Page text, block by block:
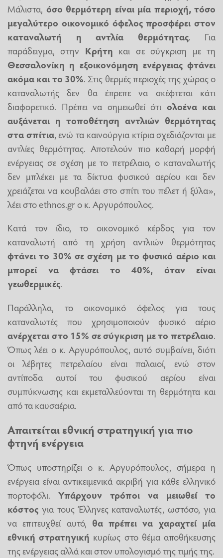
Μάλιστα, όσο θερμότερη είναι μία περιοχή, τόσο
μεγαλύτερο οικονομικό όφελος προσφέρει στον
καταναλωτή η αντλία θερμότητας. Για
παράδειγμα, στην Κρήτη και σε σύγκριση με τη
Θεσσαλονίκη η εξοικονόμηση ενέργειας φτάνει
ακόμα και το 30%. Στις θερμές περιοχές της χώρας ο
καταναλωτής δεν θα έπρεπε να σκέφτεται κάτι
διαφορετικό. Πρέπει να σημειωθεί ότι ολοένα και
αυξάνεται η τοποθέτηση αντλιών θερμότητας
στα σπίτια, ενώ τα καινούργια κτίρια σχεδιάζονται με
αντλίες θερμότητας. Αποτελούν πιο καθαρή μορφή
ενέργειας σε σχέση με το πετρέλαιο, ο καταναλωτής
δεν μπλέκει με τα δίκτυα φυσικού αερίου και δεν
χρειάζεται να κουβαλάει στο σπίτι του πέλετ ή ξύλα»,
λέει στο ethnos.gr ο κ. Αργυρόπουλος.
Κατά τον ίδιο, το οικονομικό κέρδος για τον
καταναλωτή από τη χρήση αντλιών θερμότητας
φτάνει το 30% σε σχέση με τοφυσικό αέριο και
μπορεί να φτάσει το 40%, όταν είναι
γεωθερμικές.
Παράλληλα, το οικονομικό όφελος για τους
καταναλωτές που χρησιμοποιούν φυσικό αέριο
ανέρχεται στο 15% σε σύγκριση με το πετρέλαιο.
Όπως λέει ο κ. Αργυρόπουλος, αυτό συμβαίνει, διότι
οι λέβητες πετρελαίου είναι παλαιοί, ενώ στον
αντίποδα αυτοί του φυσικού αερίου είναι
συμπύκνωσης και εκμεταλλεύονται τη θερμότητα και
από τα καυσαέρια.
Απαιτείται εθνική στρατηγική για πιο
φτηνή ενέργεια
Όπως υποστηρίζει ο κ. Αργυρόπουλος, σήμερα η
ενέργεια είναι αντικειμενικά ακριβή για κάθε ελληνικό
πορτοφόλι. Υπάρχουν τρόποι να μειωθεί το
κόστος για τους Έλληνες καταναλωτές, ωστόσο, για
να επιτευχθεί αυτό, θα πρέπει να χαραχτεί μία
εθνική στρατηγική κυρίως στο θέμα αποθήκευσης
της ενέργειας αλλά και στον υπολογισμό της τιμής της.